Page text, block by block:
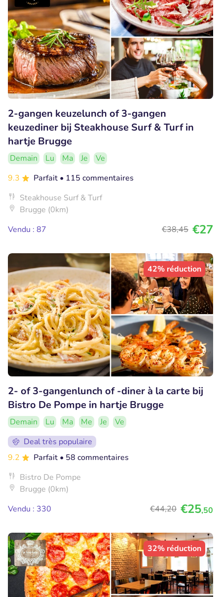
2-gangen keuzelunch of 3-gangen
keuzediner bij Steakhouse Surf & Turf in
hartje Brugge
Demain Lu Ma Je
Ve
9.3
Parfait • 115 commentaires
Steakhouse Surf & Turf
Brugge (0km)
Vendu : 87
€38,45 €27
42% réduction
2- of 3-gangenlunch of -diner à la carte bij
Bistro De Pompe in hartje Brugge
Demain Lu Ma Me Je
Ve
Deal très populaire
9.2
Parfait • 58 commentaires
Bistro De Pompe
Brugge (0km)
Vendu : 330
€44,20 €25,50
32% réduction